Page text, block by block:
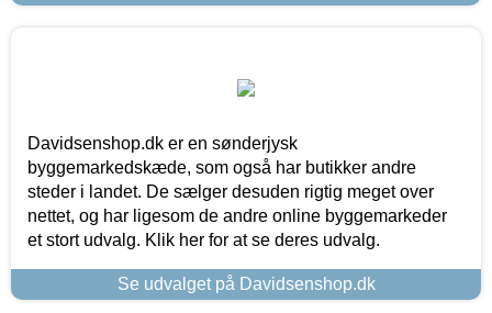
Davidsenshop.dk er en sønderjysk
byggemarkedskæde, som også har butikker andre
steder i landet. De sælger desuden rigtig meget over
nettet, og har ligesom de andre online byggemarkeder
et stort udvalg. Klik her for at se deres udvalg.
Se udvalget på Davidsenshop.dk